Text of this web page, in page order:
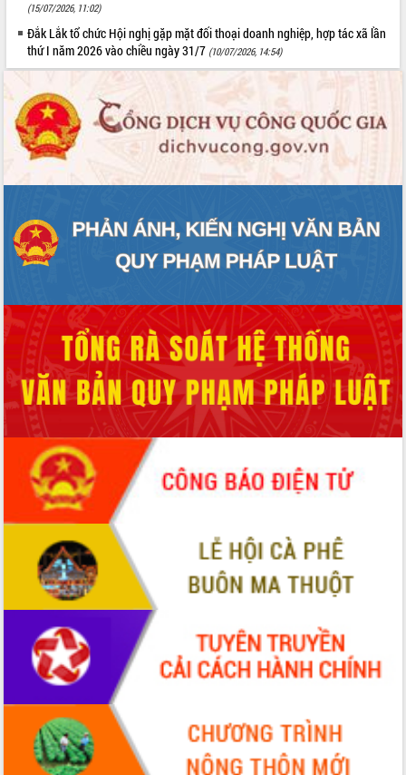
(15/07/2026, 11:02)
Đắk Lắk tổ chức Hội nghị gặp mặt đối thoại doanh nghiệp, hợp tác xã lần
thứ I năm 2026 vào chiều ngày 31/7 (10/07/2026, 14:54)